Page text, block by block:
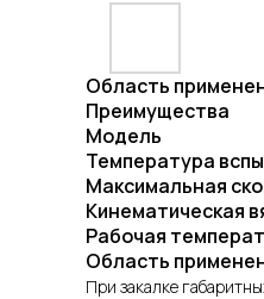
Область
Преимущества
Модель
Температура
Максимальная
Кинематическая
Рабочая
Область
При закалке